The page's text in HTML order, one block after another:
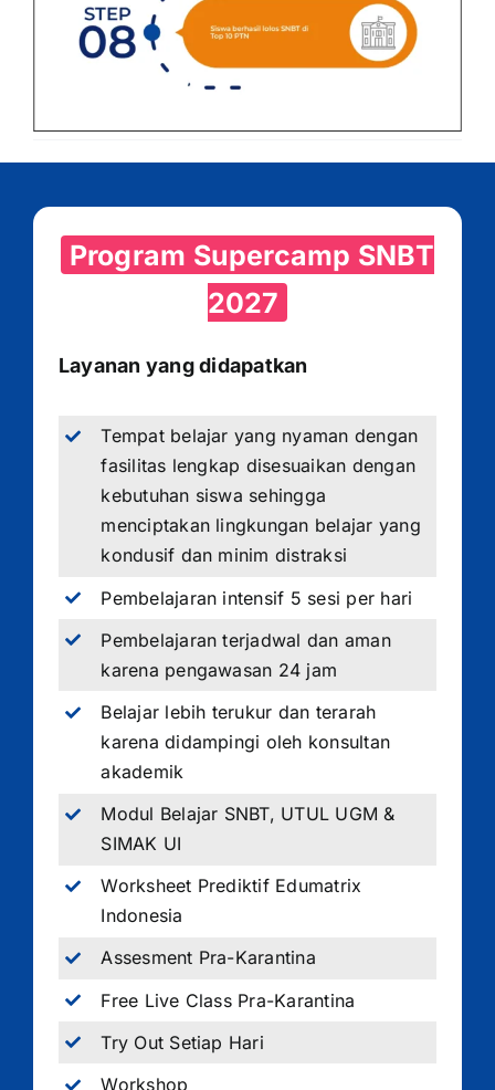
Program Supercamp SNBT
2027
Layanan yang didapatkan
Tempat belajar yang nyaman dengan
fasilitas lengkap disesuaikan dengan
kebutuhan siswa sehingga
menciptakan lingkungan belajar yang
kondusif dan minim distraksi
Pembelajaran intensif 5 sesi per hari
Pembelajaran terjadwal dan aman
karena pengawasan 24 jam
Belajar lebih terukur dan terarah
karena didampingi oleh konsultan
akademik
Modul Belajar SNBT, UTUL UGM &
SIMAK UI
Worksheet Prediktif Edumatrix
Indonesia
Assesment Pra-Karantina
Free Live Class Pra-Karantina
Try Out Setiap Hari
Workshop